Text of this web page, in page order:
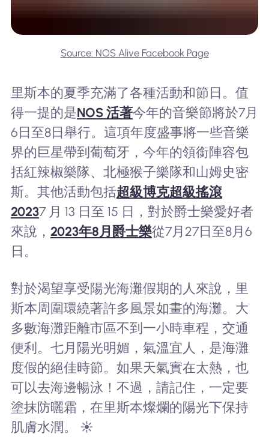
Source: NOS Alive Facebook Page
里斯本的夏季充滿了各種活動和節日。值
得一提的是NOS 活著今年的音樂節將於7月
6日至8日舉行。這項年度盛事將一些音樂
界的巨星帶到葡萄牙，今年的領銜陣容包
括紅辣椒樂隊、北極猴子樂隊和山姆史密
斯。其他活動包括超級博克超級搖滾
20237 月 13 日至 15 日，對於爵士樂愛好者
來說， 2023年8月爵士樂從7月27日至8月6
日。
對於渴望享受陽光海灘假期的人來說，里
斯本周圍環繞著許多風景如畫的海灘。大
多數海灘距離市區不到一小時車程，交通
便利。七月陽光明媚，氣溫宜人，是海灘
度假的絕佳時節。如果天氣實在太熱，也
可以去海邊暢泳！不過，請記住，一定要
塗抹防曬霜，在里斯本燦爛的陽光下保持
肌膚水潤。 ☀️